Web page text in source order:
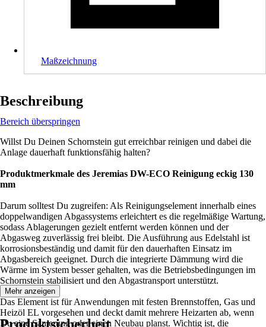
Maßzeichnung
Beschreibung
Bereich überspringen
Willst Du Deinen Schornstein gut erreichbar reinigen und dabei die
Anlage dauerhaft funktionsfähig halten?
Produktmerkmale des Jeremias DW-ECO Reinigung eckig 130
mm
Darum solltest Du zugreifen: Als Reinigungselement innerhalb eines
doppelwandigen Abgassystems erleichtert es die regelmäßige Wartung,
sodass Ablagerungen gezielt entfernt werden können und der
Abgasweg zuverlässig frei bleibt. Die Ausführung aus Edelstahl ist
korrosionsbeständig und damit für den dauerhaften Einsatz im
Abgasbereich geeignet. Durch die integrierte Dämmung wird die
Wärme im System besser gehalten, was die Betriebsbedingungen im
Schornstein stabilisiert und den Abgastransport unterstützt.
Das Element ist für Anwendungen mit festen Brennstoffen, Gas und
Heizöl EL vorgesehen und deckt damit mehrere Heizarten ab, wenn
Du eine Sanierung oder einen Neubau planst. Wichtig ist, die
Mehr anzeigen